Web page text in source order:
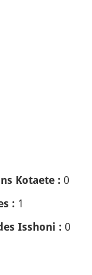
Kotaete : 0
: 1
Isshoni : 0